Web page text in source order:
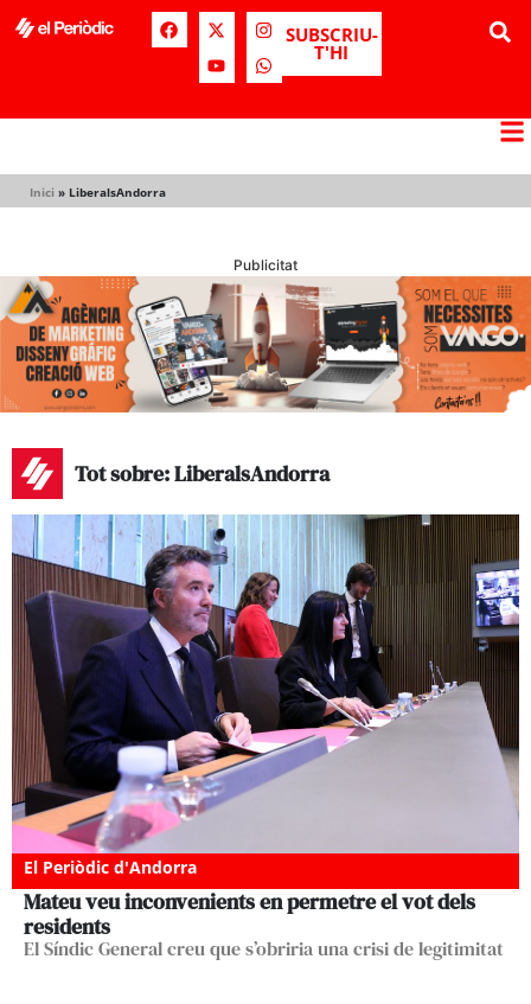
SUBSCRIU-
T'HI
Inici » LiberalsAndorra
Publicitat
Tot sobre: LiberalsAndorra
El Periòdic d'Andorra
Mateu veu inconvenients en permetre el vot dels
residents
El Síndic General creu que s’obriria una crisi de legitimitat